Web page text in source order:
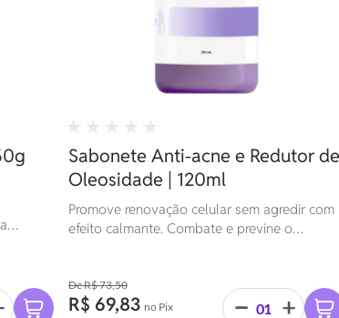
Sabonete Anti-acne e Redutor de
Oleosidade | 120ml
Promove renovação celular sem agredir com
efeito calmante. Combate e previne o
R$ 73,50
R$ 69,83 no Pix